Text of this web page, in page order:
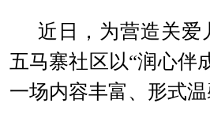
近日，为营造关爱
五马寨社区以“润心伴
一场内容丰富、形式